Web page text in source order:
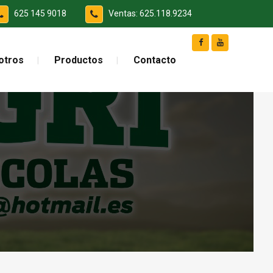
625 145 9018 Ventas: 625.118.9234
Productos Contacto